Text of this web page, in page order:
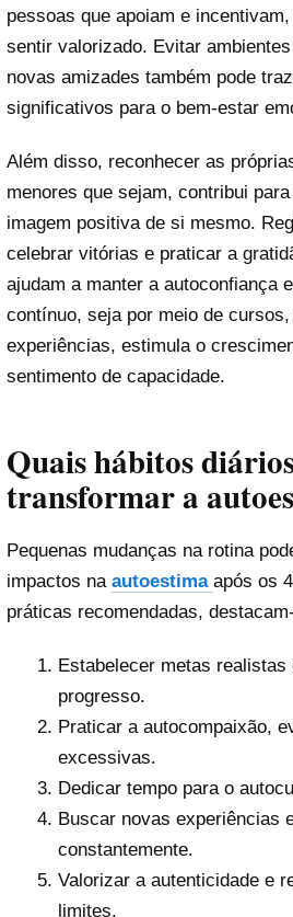
pessoas que apoiam e
sentir valorizado. Evitar
novas amizades também pode
significativos para o bem-estar
Além disso, reconhecer as
menores que sejam, contribui
imagem positiva de si mesmo.
celebrar vitórias e praticar a
ajudam a manter a autoconfiança
contínuo, seja por meio de
experiências, estimula o
sentimento de capacidade.
Quais hábitos
transformar a
Pequenas mudanças na rotina
impactos na autoestima após os
práticas recomendadas,
Estabelecer metas
progresso.
Praticar a autocompaixão,
excessivas.
Dedicar tempo para o
Buscar novas experiências
constantemente.
Valorizar a autenticidade e
limites.